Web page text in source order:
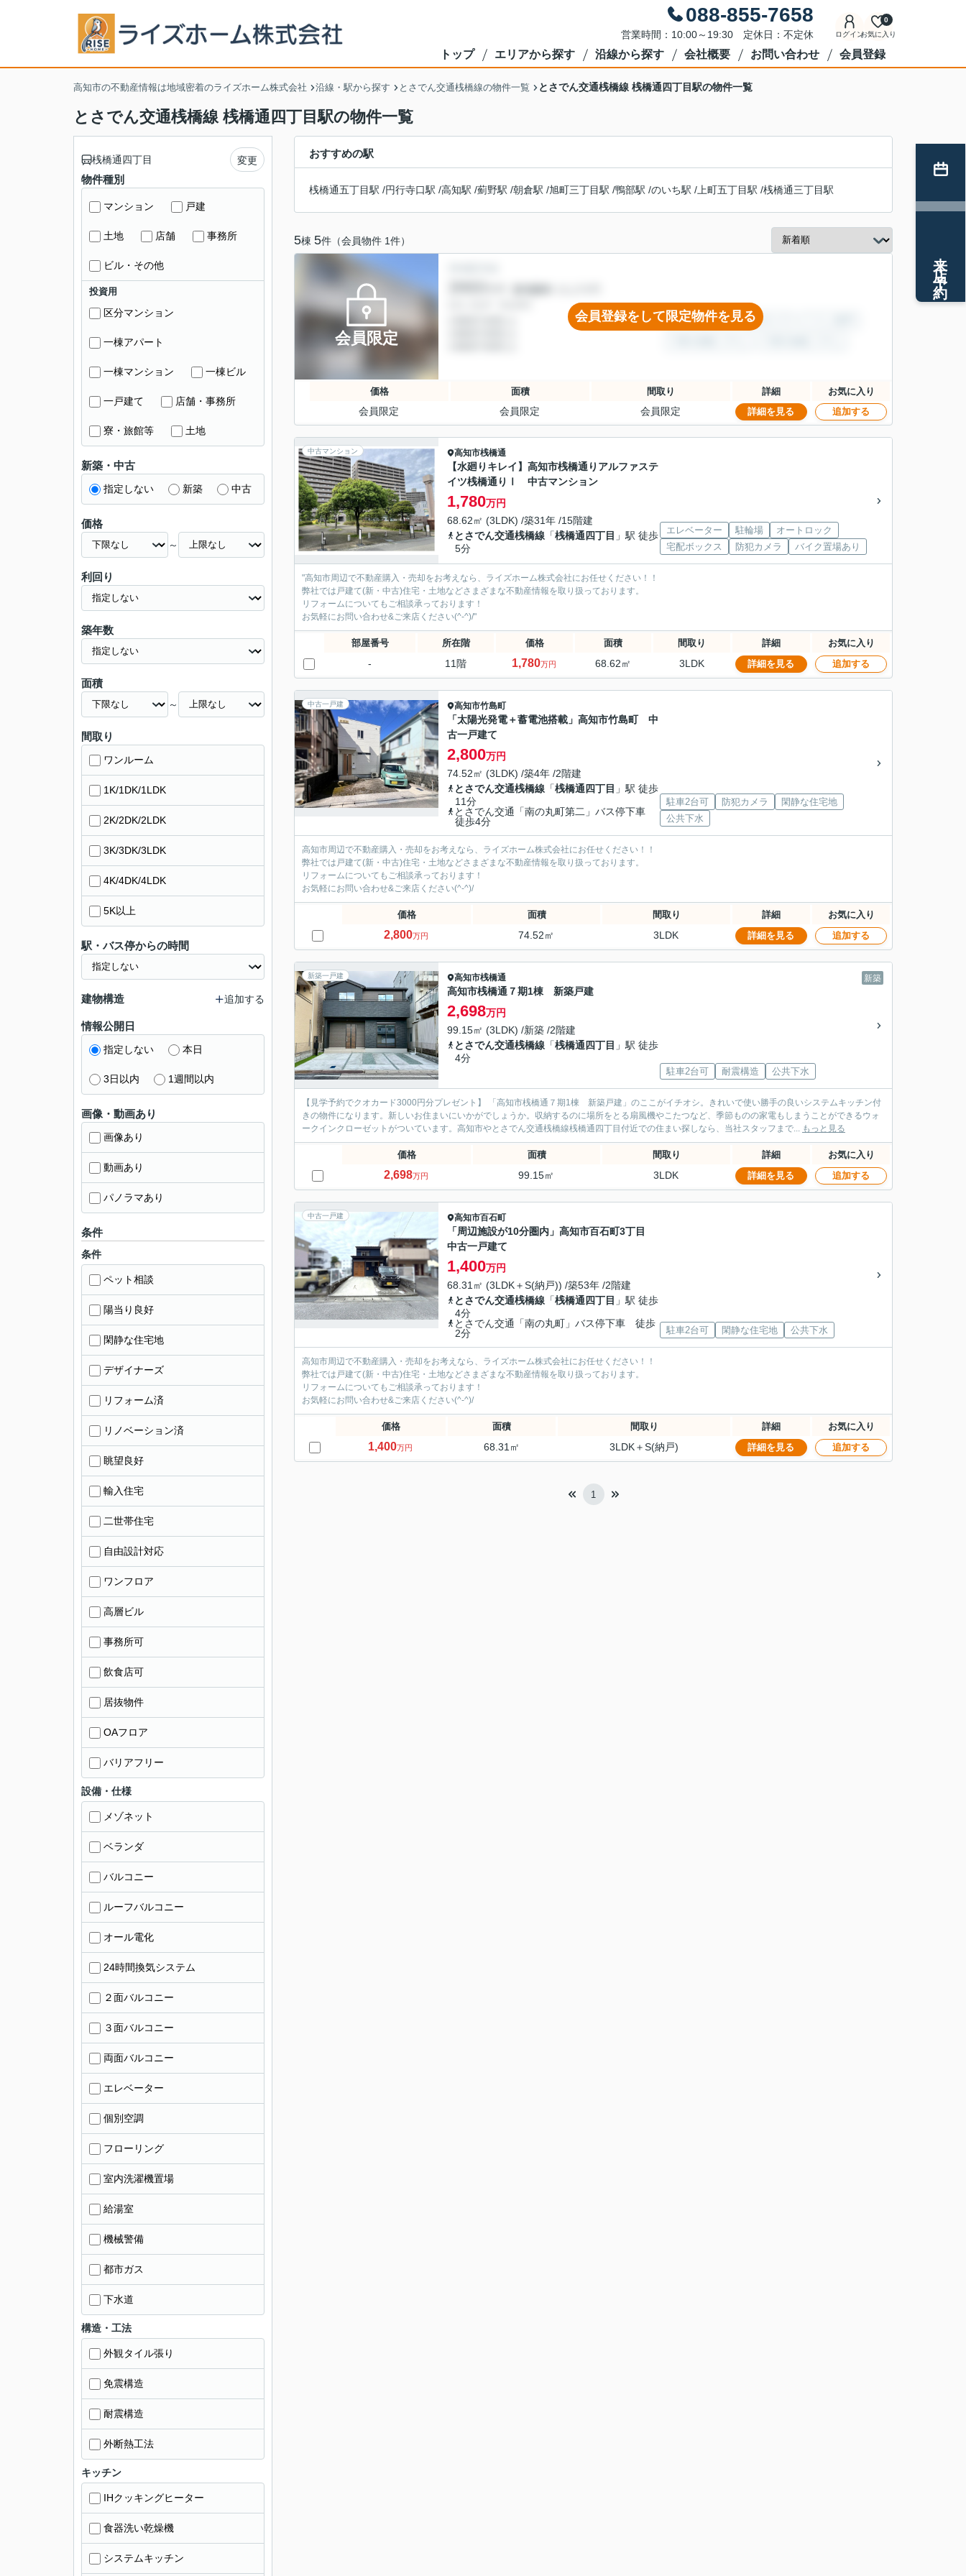
088-855-7658
営業時間：10:00～19:30 定休日：不定休 ログインお気に入り
0
トップ エリアから探す 沿線から探す 会社概要 お問い合わせ 会員登録
高知市の不動産情報は地域密着のライズホーム株式会社 沿線・駅から探す とさでん交通桟橋線の物件一覧 とさでん交通桟橋線 桟橋通四丁目駅の物件一覧
とさでん交通桟橋線 桟橋通四丁目駅の物件一覧
おすすめの駅
桟橋通五丁目駅 /円行寺口駅 /高知駅 /薊野駅 /朝倉駅 /旭町三丁目駅 /鴨部駅 /のいち駅 / 上町五丁目駅 /桟橋通三丁目駅
5棟 5件（会員物件 1件）
会員限定
会員登録をして限定物件を見る
価格 面積 間取り 詳細 お気に入り
会員限定 会員限定 会員限定 詳細を見る 追加する
中古マンション 高知市桟橋通
【水廻りキレイ】高知市桟橋通りアルファステ
イツ桟橋通りⅠ 中古マンション
1,780万円
68.62㎡ (3LDK) /築31年 /15階建
とさでん交通桟橋線 「桟橋通四丁目 」駅 徒歩
5分
エレベーター 駐輪場
オートロック
宅配ボックス
防犯カメラ バイク置場あり
"高知市周辺で不動産購入・売却をお考えなら、ライズホーム株式会社にお任せください！！
弊社では戸建て(新・中古)住宅・土地などさまざまな不動産情報を取り扱っております。
リフォームについてもご相談承っております！
お気軽にお問い合わせ&ご来店ください‍(^-^)/"
部屋番号 所在階 価格 面積 間取り 詳細 お気に入り
- 11階 1,780万円 68.62㎡ 3LDK 詳細を見る 追加する
中古一戸建 高知市竹島町
「太陽光発電＋蓄電池搭載」高知市竹島町 中
古一戸建て
2,800万円
74.52㎡ (3LDK) /築4年 /2階建
とさでん交通桟橋線 「桟橋通四丁目 」駅 徒歩
11分
とさでん交通「南の丸町第二」バス停下車
徒歩4分
駐車2台可 防犯カメラ
閑静な住宅地
公共下水
高知市周辺で不動産購入・売却をお考えなら、ライズホーム株式会社にお任せください！！
弊社では戸建て(新・中古)住宅・土地などさまざまな不動産情報を取り扱っております。
リフォームについてもご相談承っております！
お気軽にお問い合わせ&ご来店ください‍(^-^)/
価格 面積 間取り 詳細 お気に入り
2,800万円 74.52㎡ 3LDK 詳細を見る 追加する
新築一戸建 新築
高知市桟橋通
高知市桟橋通７期1棟 新築戸建
2,698万円
99.15㎡ (3LDK) /新築 /2階建
とさでん交通桟橋線 「桟橋通四丁目 」駅 徒歩
4分
駐車2台可 耐震構造 公共下水
【見学予約でクオカード3000円分プレゼント】 「高知市桟橋通７期1棟 新築戸建」のここがイチオシ。きれいで使い勝手の良いシステムキッチン付
きの物件になります。新しいお住まいにいかがでしょうか。収納するのに場所をとる扇風機やこたつなど、季節ものの家電もしまうことができるウォ
ークインクローゼットがついています。高知市やとさでん交通桟橋線桟橋通四丁目付近での住まい探しなら、当社スタッフまで... もっと見る
価格 面積 間取り 詳細 お気に入り
2,698万円 99.15㎡ 3LDK 詳細を見る 追加する
中古一戸建 高知市百石町
「周辺施設が10分圏内」高知市百石町3丁目
中古一戸建て
1,400万円
68.31㎡ (3LDK＋S(納戸)) /築53年 /2階建
とさでん交通桟橋線 「桟橋通四丁目 」駅 徒歩
4分
とさでん交通「南の丸町」バス停下車 徒歩
2分
駐車2台可 閑静な住宅地 公共下水
高知市周辺で不動産購入・売却をお考えなら、ライズホーム株式会社にお任せください！！
弊社では戸建て(新・中古)住宅・土地などさまざまな不動産情報を取り扱っております。
リフォームについてもご相談承っております！
お気軽にお問い合わせ&ご来店ください‍(^-^)/
価格 面積 間取り 詳細 お気に入り
1,400万円 68.31㎡ 3LDK＋S(納戸) 詳細を見る 追加する
1
桟橋通四丁目 変更
物件種別
マンション 戸建
土地 店舗 事務所
ビル・その他
投資用
区分マンション
一棟アパート
一棟マンション 一棟ビル
一戸建て 店舗・事務所
寮・旅館等 土地
新築・中古
指定しない 新築 中古
価格
～
利回り
築年数
面積
～
間取り
ワンルーム
1K/1DK/1LDK
2K/2DK/2LDK
3K/3DK/3LDK
4K/4DK/4LDK
5K以上
駅・バス停からの時間
建物構造 追加する
情報公開日
指定しない 本日
3日以内 1週間以内
画像・動画あり
画像あり
動画あり
パノラマあり
条件
条件
ペット相談
陽当り良好
閑静な住宅地
デザイナーズ
リフォーム済
リノベーション済
眺望良好
輸入住宅
二世帯住宅
自由設計対応
ワンフロア
高層ビル
事務所可
飲食店可
居抜物件
OAフロア
バリアフリー
設備・仕様
メゾネット
ベランダ
バルコニー
ルーフバルコニー
オール電化
24時間換気システム
２面バルコニー
３面バルコニー
両面バルコニー
エレベーター
個別空調
フローリング
室内洗濯機置場
給湯室
機械警備
都市ガス
下水道
構造・工法
外観タイル張り
免震構造
耐震構造
外断熱工法
キッチン
IHクッキングヒーター
食器洗い乾燥機
システムキッチン
来店予約